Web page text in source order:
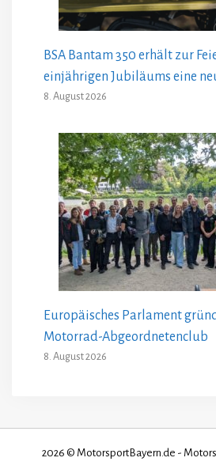
BSA Bantam 350 erhält zur
einjährigen Jubiläums eine
8. August 2026
Europäisches Parlament
Motorrad-Abgeordnetenclub
8. August 2026
2026 © MotorsportBayern.de -